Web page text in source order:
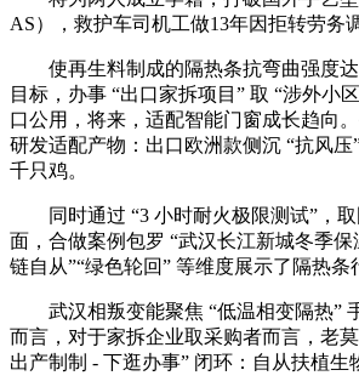
AS），救护车司机工做13年因拒转劳务
使再生料制成的隔热条抗弯曲强度达
目标，办事 “出口家拆项目” 取 “涉外
口公用，将来，适配智能门窗成长趋向
研发适配产物：出口欧洲款侧沉 “抗风
千只鸡。
同时通过 “3 小时耐火极限测试”，取
面，合做案例包罗 “武汉长江新城冬季
链自从”“绿色轮回” 等维度展示了隔热
武汉相叛变能聚焦 “低温相变隔热” 手
而言，对于家拆企业取采购者而言，老
出产制制 - 下逛办事” 闭环：自从扶植生